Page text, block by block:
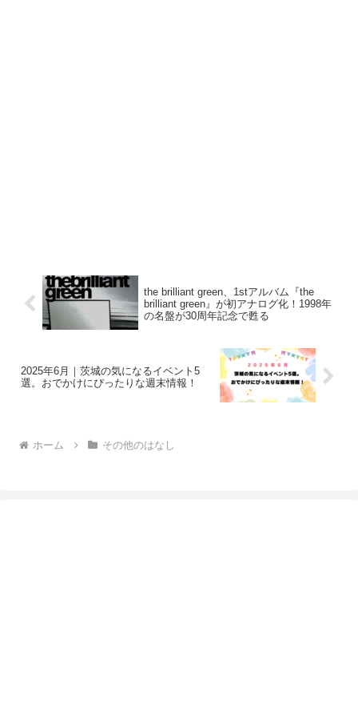
the brilliant green、1stアルバム『the
brilliant green』が初アナログ化！1998年
の名盤が30周年記念で甦る
2025年6月｜茨城の気になるイベント5
選。おでかけにぴったりな週末情報！
ホーム その他のはなし